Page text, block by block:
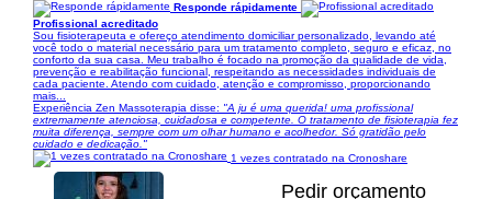
Responde rápidamente
Profissional acreditado
Sou fisioterapeuta e ofereço atendimento domiciliar personalizado, levando até
você todo o material necessário para um tratamento completo, seguro e eficaz, no
conforto da sua casa. Meu trabalho é focado na promoção da qualidade de vida,
prevenção e reabilitação funcional, respeitando as necessidades individuais de
cada paciente. Atendo com cuidado, atenção e compromisso, proporcionando
mais...
Experiência Zen Massoterapia disse: "A ju é uma querida! uma profissional
extremamente atenciosa, cuidadosa e competente. O tratamento de fisioterapia fez
muita diferença, sempre com um olhar humano e acolhedor. Só gratidão pelo
cuidado e dedicação."
1 vezes contratado na Cronoshare
Pedir orçamento